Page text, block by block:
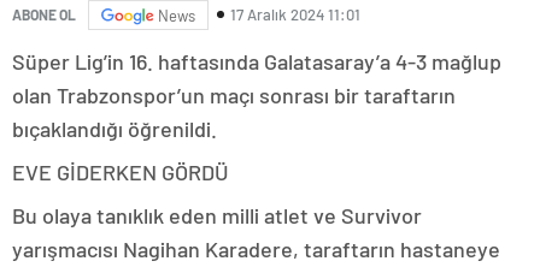
ABONE OL News 17 Aralık 2024 11:01
Süper Lig’in 16. haftasında Galatasaray’a 4-3 mağlup
olan Trabzonspor’un maçı sonrası bir taraftarın
bıçaklandığı öğrenildi.
EVE GİDERKEN GÖRDÜ
Bu olaya tanıklık eden milli atlet ve Survivor
yarışmacısı Nagihan Karadere, taraftarın hastaneye